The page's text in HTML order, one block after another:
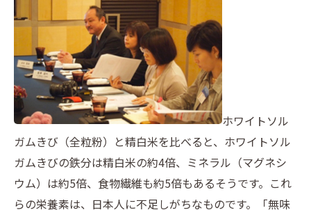
ホワイトソル
ガムきび（全粒粉）と精白米を比べると、ホワイトソル
ガムきびの鉄分は精白米の約4倍、ミネラル（マグネシ
ウム）は約5倍、食物繊維も約5倍もあるそうです。これ
らの栄養素は、日本人に不足しがちなものです。「無味